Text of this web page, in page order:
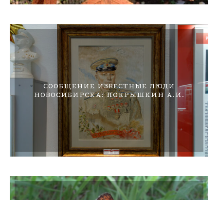
СООБЩЕНИЕ ИЗВЕСТНЫЕ ЛЮДИ
НОВОСИБИРСКА: ПОКРЫШКИН А.И.